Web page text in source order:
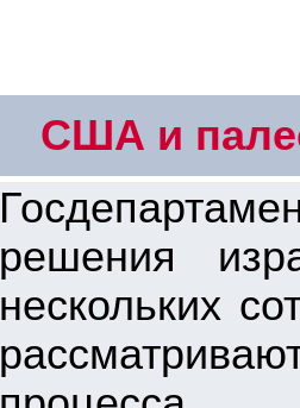
США и
решения
нескольких